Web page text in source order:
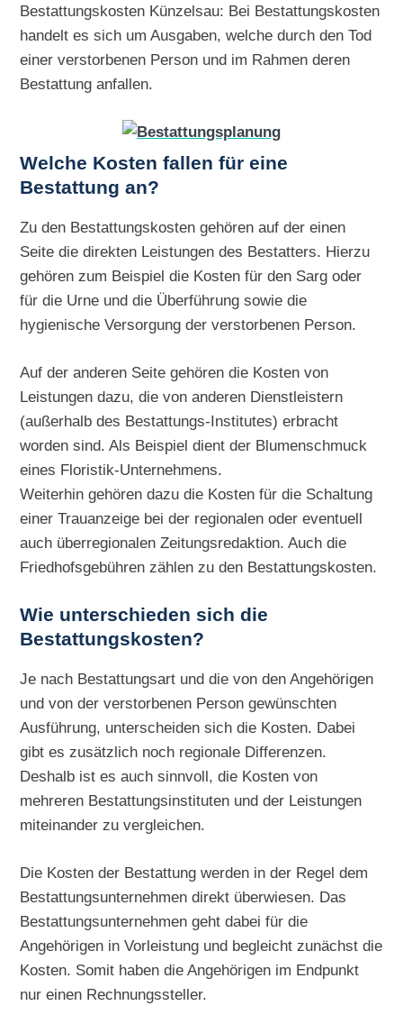
Bestattungskosten Künzelsau: Bei Bestattungskosten
handelt es sich um Ausgaben, welche durch den Tod
einer verstorbenen Person und im Rahmen deren
Bestattung anfallen.
Welche Kosten fallen für eine
Bestattung an?
Zu den Bestattungskosten gehören auf der einen
Seite die direkten Leistungen des Bestatters. Hierzu
gehören zum Beispiel die Kosten für den Sarg oder
für die Urne und die Überführung sowie die
hygienische Versorgung der verstorbenen Person.
Auf der anderen Seite gehören die Kosten von
Leistungen dazu, die von anderen Dienstleistern
(außerhalb des Bestattungs-Institutes) erbracht
worden sind. Als Beispiel dient der Blumenschmuck
eines Floristik-Unternehmens.
Weiterhin gehören dazu die Kosten für die Schaltung
einer Trauanzeige bei der regionalen oder eventuell
auch überregionalen Zeitungsredaktion. Auch die
Friedhofsgebühren zählen zu den Bestattungskosten.
Wie unterschieden sich die
Bestattungskosten?
Je nach Bestattungsart und die von den Angehörigen
und von der verstorbenen Person gewünschten
Ausführung, unterscheiden sich die Kosten. Dabei
gibt es zusätzlich noch regionale Differenzen.
Deshalb ist es auch sinnvoll, die Kosten von
mehreren Bestattungsinstituten und der Leistungen
miteinander zu vergleichen.
Die Kosten der Bestattung werden in der Regel dem
Bestattungsunternehmen direkt überwiesen. Das
Bestattungsunternehmen geht dabei für die
Angehörigen in Vorleistung und begleicht zunächst die
Kosten. Somit haben die Angehörigen im Endpunkt
nur einen Rechnungssteller.